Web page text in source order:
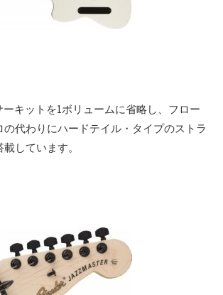
ーキットを1ボリュームに省略し、フロー
の代わりにハードテイル・タイプのストラ
しています。